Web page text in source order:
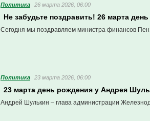
Политика 26 марта 2026, 06:00
Не забудьте поздравить! 26 марта
Сегодня мы поздравляем министра финансов
Политика 23 марта 2026, 06:00
23 марта день рождения у Андрея
Андрей Шулькин – глава администрации